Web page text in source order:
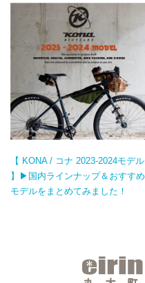
【 KONA / コナ 2023-2024モデル
】▶国内ラインナップ＆おすすめ
モデルをまとめてみました！